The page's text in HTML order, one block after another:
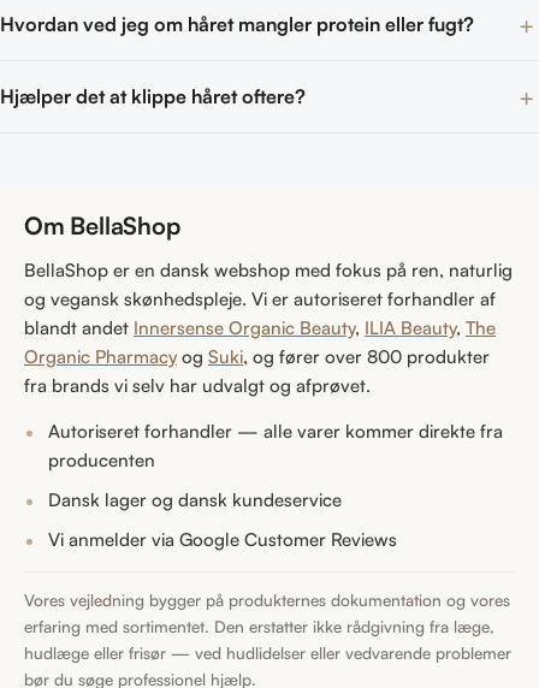
Hvordan ved jeg om håret mangler protein eller fugt?
Hjælper det at klippe håret oftere?
Om BellaShop
BellaShop er en dansk webshop med fokus på ren, naturlig
og vegansk skønhedspleje. Vi er autoriseret forhandler af
blandt andet Innersense Organic Beauty, ILIA Beauty, The
Organic Pharmacy og Suki, og fører over 800 produkter
fra brands vi selv har udvalgt og afprøvet.
Autoriseret forhandler — alle varer kommer direkte fra
producenten
Dansk lager og dansk kundeservice
Vi anmelder via Google Customer Reviews
Vores vejledning bygger på produkternes dokumentation og vores
erfaring med sortimentet. Den erstatter ikke rådgivning fra læge,
hudlæge eller frisør — ved hudlidelser eller vedvarende problemer
bør du søge professionel hjælp.